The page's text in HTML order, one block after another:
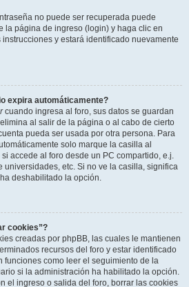
no puede ser recuperada puede
la página de ingreso (login) y haga clic en
instrucciones y estará identificado nuevamente
expira automáticamente?
cuando ingresa al foro, sus datos se guardan
al salir de la página o al cabo de cierto
pueda ser usada por otra persona. Para
solo marque la casilla al
accede al foro desde un PC compartido, e.j.
universidades, etc. Si no ve la casilla, significa
deshabilitado la opción.
cookies”?
creadas por phpBB, las cuales le mantienen
recursos del foro y estar identificado
funciones como leer el seguimiento de la
si la administración ha habilitado la opción.
el ingreso o salida del foro, borrar las cookies